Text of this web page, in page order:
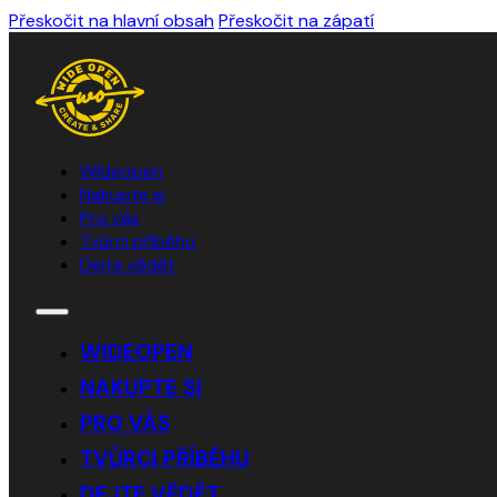
Přeskočit na hlavní obsahPřeskočit na zápatí
WIdeopen
Nakupte si
Pro vás
Tvůrci příběhu
Dejte vědět
WIDEOPEN
NAKUPTE SI
PRO VÁS
TVŮRCI PŘÍBĚHU